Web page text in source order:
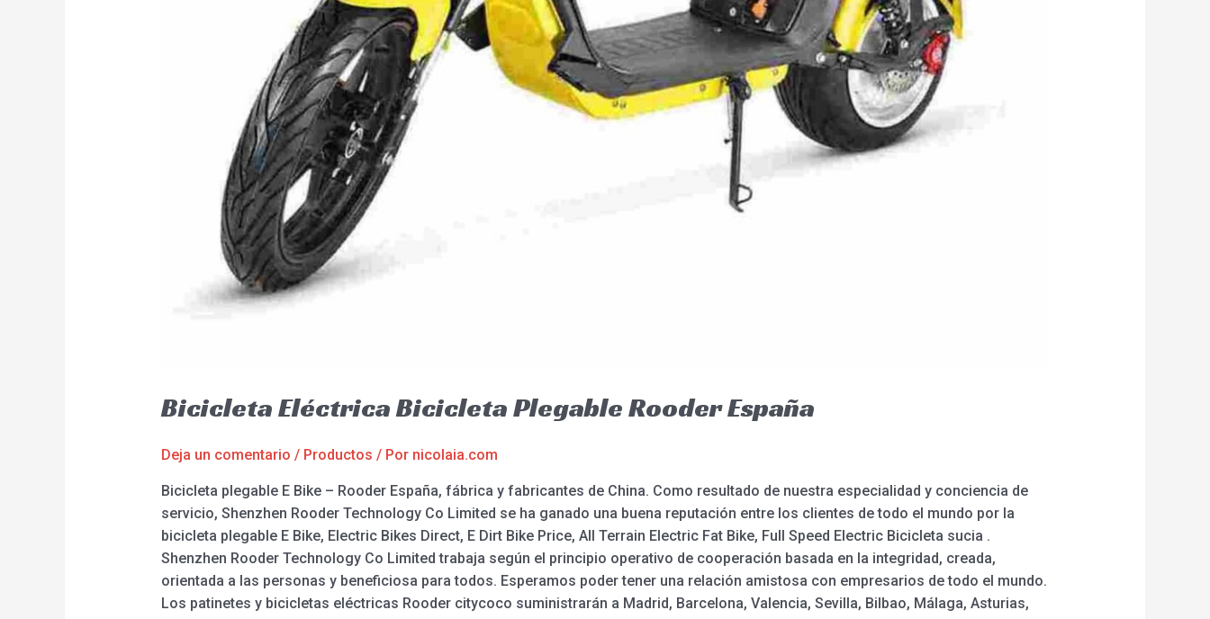
Bicicleta Eléctrica Bicicleta Plegable Rooder España
Deja un comentario / Productos / Por nicolaia.com
Bicicleta plegable E Bike – Rooder España, fábrica y fabricantes de China. Como resultado de nuestra especialidad y conciencia de
servicio, Shenzhen Rooder Technology Co Limited se ha ganado una buena reputación entre los clientes de todo el mundo por la
bicicleta plegable E Bike, Electric Bikes Direct, E Dirt Bike Price, All Terrain Electric Fat Bike, Full Speed Electric Bicicleta sucia .
Shenzhen Rooder Technology Co Limited trabaja según el principio operativo de cooperación basada en la integridad, creada,
orientada a las personas y beneficiosa para todos. Esperamos poder tener una relación amistosa con empresarios de todo el mundo.
Los patinetes y bicicletas eléctricas Rooder citycoco suministrarán a Madrid, Barcelona, Valencia, Sevilla, Bilbao, Málaga, Asturias,